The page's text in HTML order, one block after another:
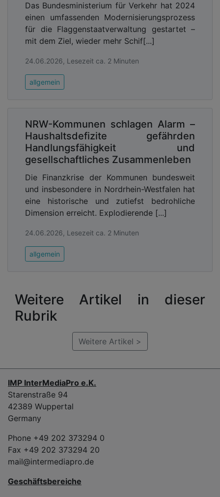
Das Bundesministerium für Verkehr hat 2024
einen umfassenden Modernisierungsprozess
für die Flaggenstaatverwaltung gestartet –
mit dem Ziel, wieder mehr Schif[...]
24.06.2026, Lesezeit ca. 2 Minuten
allgemein
NRW-Kommunen schlagen Alarm –
Haushaltsdefizite gefährden
Handlungsfähigkeit und
gesellschaftliches Zusammenleben
Die Finanzkrise der Kommunen bundesweit
und insbesondere in Nordrhein-Westfalen hat
eine historische und zutiefst bedrohliche
Dimension erreicht. Explodierende [...]
24.06.2026, Lesezeit ca. 2 Minuten
allgemein
Weitere Artikel in dieser
Rubrik
Weitere Artikel >
IMP InterMediaPro e.K.
Starenstraße 94
42389 Wuppertal
Germany
Phone +49 202 373294 0
Fax +49 202 373294 20
mail@intermediapro.de
Geschäftsbereiche